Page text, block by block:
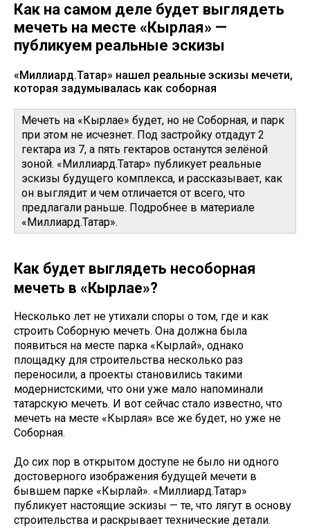
Как на самом деле будет выглядеть
мечеть на месте «Кырлая» —
публикуем реальные эскизы
«Миллиард.Татар» нашел реальные эскизы мечети,
которая задумывалась как соборная
Мечеть на «Кырлае» будет, но не Соборная, и парк
при этом не исчезнет. Под застройку отдадут 2
гектара из 7, а пять гектаров останутся зелёной
зоной. «Миллиард.Татар» публикует реальные
эскизы будущего комплекса, и рассказывает, как
он выглядит и чем отличается от всего, что
предлагали раньше. Подробнее в материале
«Миллиард.Татар».
Как будет выглядеть несоборная
мечеть в «Кырлае»?
Несколько лет не утихали споры о том, где и как
строить Соборную мечеть. Она должна была
появиться на месте парка «Кырлай», однако
площадку для строительства несколько раз
переносили, а проекты становились такими
модернистскими, что они уже мало напоминали
татарскую мечеть. И вот сейчас стало известно, что
мечеть на месте «Кырлая» все же будет, но уже не
Соборная.
До сих пор в открытом доступе не было ни одного
достоверного изображения будущей мечети в
бывшем парке «Кырлай». «Миллиард.Татар»
публикует настоящие эскизы — те, что лягут в основу
строительства и раскрывает технические детали.